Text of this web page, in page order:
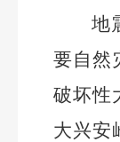
地
要自然
破坏性
大兴安